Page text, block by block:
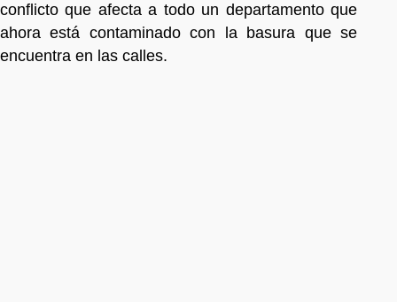
conflicto que afecta a todo un departamento que
ahora está contaminado con la basura que se
encuentra en las calles.